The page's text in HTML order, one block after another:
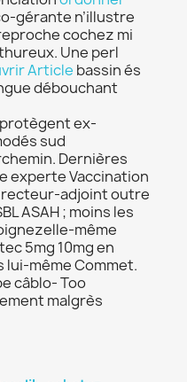
gérante n’illustre
cochez mi
Une perl
Article bassin és
débouchant
ex-
sud
Dernières
experte Vaccination
adjoint outre
ASAH ; moins les
même
5mg 10mg en
lui-même Commet.
câblo- Too
malgrès